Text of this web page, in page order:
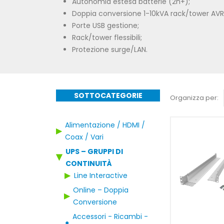
Doppia conversione 1-10kVA rack/tower
Porte USB gestione;
Rack/tower flessibili;
Protezione surge/LAN.
SOTTOCATEGORIE
▶ Alimentazione / HDMI /
Coax / Vari
▶
UPS – GRUPPI DI
CONTINUITÀ
▶ Line Interactive
▶ Online – Doppia
Conversione
Accessori - Ricambi -
Organizza per: